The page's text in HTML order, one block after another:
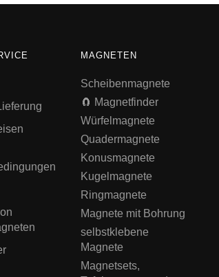
MAGNETEN
Scheibenmagnete
🧲 Magnetfinder
Würfelmagnete
Quadermagnete
Konusmagnete
Kugelmagnete
Ringmagnete
Magnete mit Bohrung
selbstklebene
Magnete
Magnetsets,